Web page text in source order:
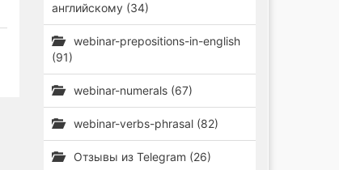
английскому (34)
webinar-prepositions-in-english
(91)
webinar-numerals (67)
webinar-verbs-phrasal (82)
Отзывы из Telegram (26)